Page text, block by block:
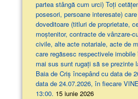
partea stângă cum urci) Toți
posesori, persoane interesate)
doveditoare (titluri de proprietate,
moștenitor, contracte de vânzare-
civile, alte acte notariale, acte de
care regăsesc respectivele
mai sus sunt rugați să se prezinte
Baia de Criș începând cu data de
data de 24.07.2026, în fiecare
13:00. 15 iunie 2026